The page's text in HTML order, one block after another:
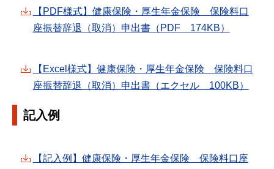
【PDF様式】健康保険・厚生年金保険 保険料口
座振替辞退（取消）申出書（PDF 174KB）
【Excel様式】健康保険・厚生年金保険 保険料口
座振替辞退（取消）申出書（エクセル 100KB）
記入例
【記入例】健康保険・厚生年金保険 保険料口座